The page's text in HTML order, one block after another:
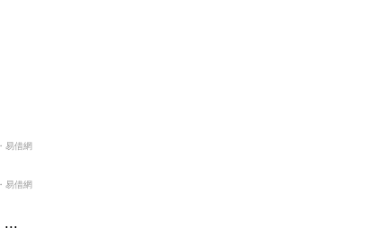
易借網
易借網
...